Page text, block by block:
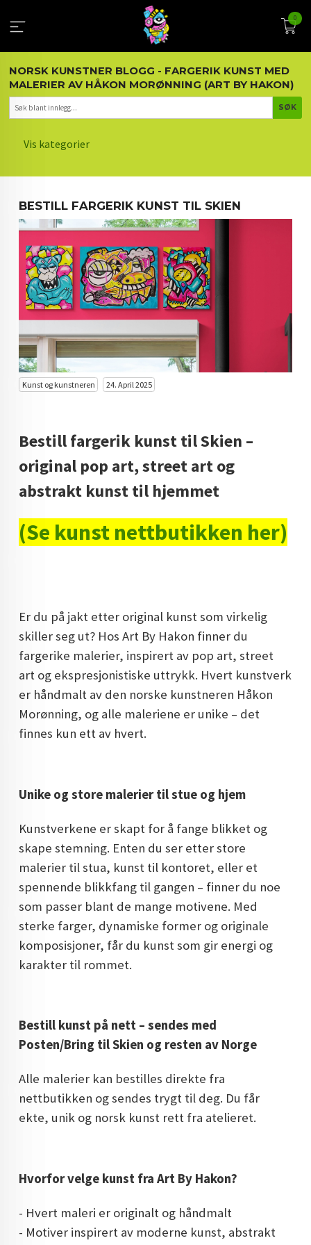
innholdet
0
NORSK KUNSTNER BLOGG - FARGERIK KUNST MED
MALERIER AV HÅKON MORØNNING (ART BY HAKON)
Vis kategorier
KUNST OG KUNSTNEREN
ARTIKLER OM KUNST
INTERIØR OG KUNST
KUNST INVESTERING
KUNSTSTILER
FARGETEORI
POP ART
FARGERIK KUNST
MALERIER TIL SALGS
KUNST
DOPAMIN DECOR NORGE
DOPAMIN DECOR NORGE
BESTILL FARGERIK KUNST TIL SKIEN
Kunst og kunstneren 24. April 2025
Bestill fargerik kunst til Skien –
original pop art, street art og
abstrakt kunst til hjemmet
(Se kunst nettbutikken her)
Er du på jakt etter original kunst som virkelig
skiller seg ut? Hos Art By Hakon finner du
fargerike malerier, inspirert av pop art, street
art og ekspresjonistiske uttrykk. Hvert kunstverk
er håndmalt av den norske kunstneren Håkon
Morønning, og alle maleriene er unike – det
finnes kun ett av hvert.
Unike og store malerier til stue og hjem
Kunstverkene er skapt for å fange blikket og
skape stemning. Enten du ser etter store
malerier til stua, kunst til kontoret, eller et
spennende blikkfang til gangen – finner du noe
som passer blant de mange motivene. Med
sterke farger, dynamiske former og originale
komposisjoner, får du kunst som gir energi og
karakter til rommet.
Bestill kunst på nett – sendes med
Posten/Bring til Skien og resten av Norge
Alle malerier kan bestilles direkte fra
nettbutikken og sendes trygt til deg. Du får
ekte, unik og norsk kunst rett fra atelieret.
Hvorfor velge kunst fra Art By Hakon?
- Hvert maleri er originalt og håndmalt
- Motiver inspirert av moderne kunst, abstrakt